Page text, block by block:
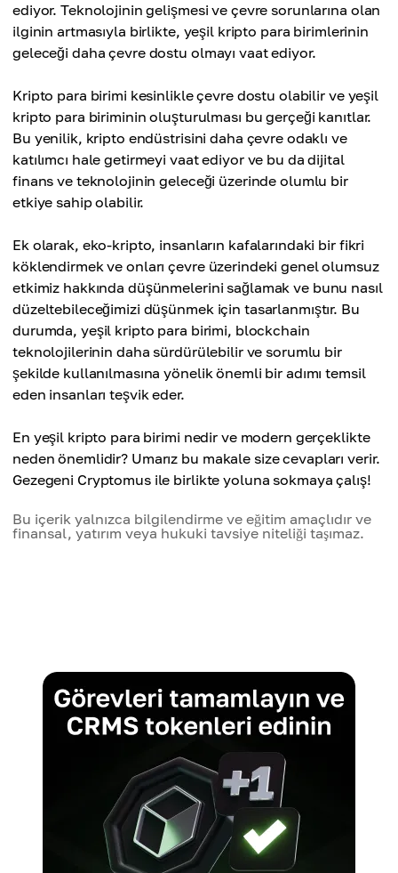
ediyor. Teknolojinin gelişmesi ve çevre sorunlarına olan
ilginin artmasıyla birlikte, yeşil kripto para birimlerinin
geleceği daha çevre dostu olmayı vaat ediyor.
Kripto para birimi kesinlikle çevre dostu olabilir ve yeşil
kripto para biriminin oluşturulması bu gerçeği kanıtlar.
Bu yenilik, kripto endüstrisini daha çevre odaklı ve
katılımcı hale getirmeyi vaat ediyor ve bu da dijital
finans ve teknolojinin geleceği üzerinde olumlu bir
etkiye sahip olabilir.
Ek olarak, eko-kripto, insanların kafalarındaki bir fikri
köklendirmek ve onları çevre üzerindeki genel olumsuz
etkimiz hakkında düşünmelerini sağlamak ve bunu nasıl
düzeltebileceğimizi düşünmek için tasarlanmıştır. Bu
durumda, yeşil kripto para birimi, blockchain
teknolojilerinin daha sürdürülebilir ve sorumlu bir
şekilde kullanılmasına yönelik önemli bir adımı temsil
eden insanları teşvik eder.
En yeşil kripto para birimi nedir ve modern gerçeklikte
neden önemlidir? Umarız bu makale size cevapları verir.
Gezegeni Cryptomus ile birlikte yoluna sokmaya çalış!
Bu içerik yalnızca bilgilendirme ve eğitim amaçlıdır ve
finansal, yatırım veya hukuki tavsiye niteliği taşımaz.